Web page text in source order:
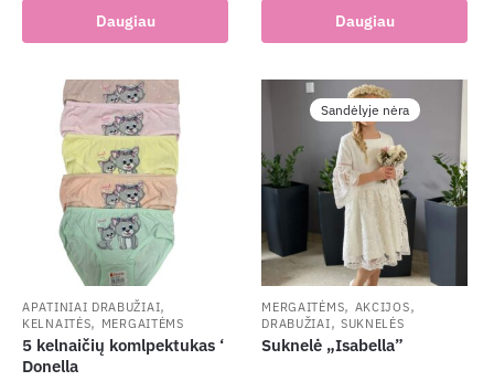
Daugiau Daugiau
APATINIAI DRABUŽIAI,
KELNAITĖS, MERGAITĖMS
5 kelnaičių komlpektukas ‘
Donella
Sandėlyje nėra
MERGAITĖMS, AKCIJOS,
DRABUŽIAI, SUKNELĖS
Suknelė „Isabella”